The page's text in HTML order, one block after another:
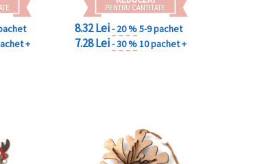
+
PENTRU CANTITATE
8.32 Lei- 20 %5-9 pachet
7.28 Lei- 30 %10 pachet +